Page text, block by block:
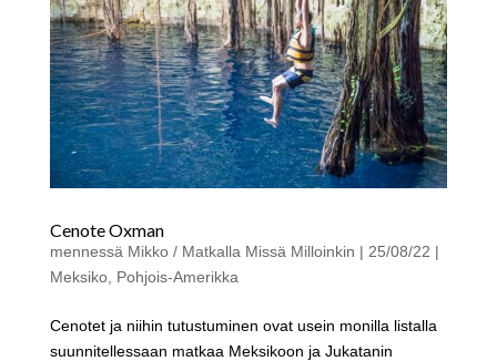
Cenote Oxman
mennessä Mikko / Matkalla Missä Milloinkin | 25/08/22 |
Meksiko, Pohjois-Amerikka
Cenotet ja niihin tutustuminen ovat usein monilla listalla
suunnitellessaan matkaa Meksikoon ja Jukatanin